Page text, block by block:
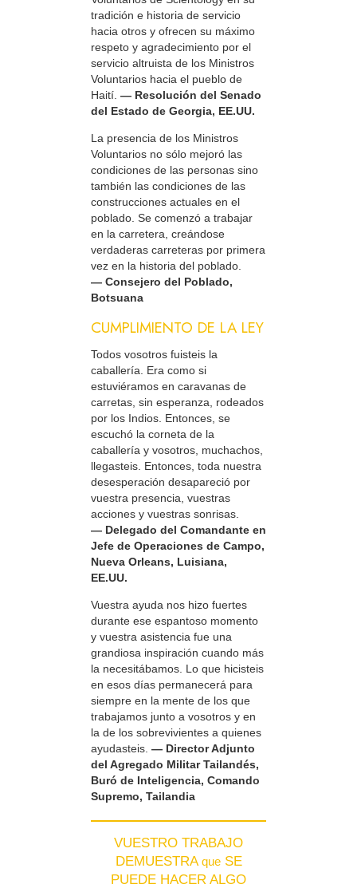
tradición e historia de servicio
hacia otros y ofrecen su máximo
respeto y agradecimiento por el
servicio altruista de los Ministros
Voluntarios hacia el pueblo de
Haití. — Resolución del Senado
del Estado de Georgia, EE.UU.
La presencia de los Ministros
Voluntarios no sólo mejoró las
condiciones de las personas sino
también las condiciones de las
construcciones actuales en el
poblado. Se comenzó a trabajar
en la carretera, creándose
verdaderas carreteras por primera
vez en la historia del poblado.
— Consejero del Poblado,
Botsuana
CUMPLIMIENTO DE LA LEY
Todos vosotros fuisteis la
caballería. Era como si
estuviéramos en caravanas de
carretas, sin esperanza, rodeados
por los Indios. Entonces, se
escuchó la corneta de la
caballería y vosotros, muchachos,
llegasteis. Entonces, toda nuestra
desesperación desapareció por
vuestra presencia, vuestras
acciones y vuestras sonrisas.
— Delegado del Comandante en
Jefe de Operaciones de Campo,
Nueva Orleans, Luisiana,
EE.UU.
Vuestra ayuda nos hizo fuertes
durante ese espantoso momento
y vuestra asistencia fue una
grandiosa inspiración cuando más
la necesitábamos. Lo que hicisteis
en esos días permanecerá para
siempre en la mente de los que
trabajamos junto a vosotros y en
la de los sobrevivientes a quienes
ayudasteis. — Director Adjunto
del Agregado Militar Tailandés,
Buró de Inteligencia, Comando
Supremo, Tailandia
VUESTRO TRABAJO
DEMUESTRAqueSE
PUEDE HACER ALGO